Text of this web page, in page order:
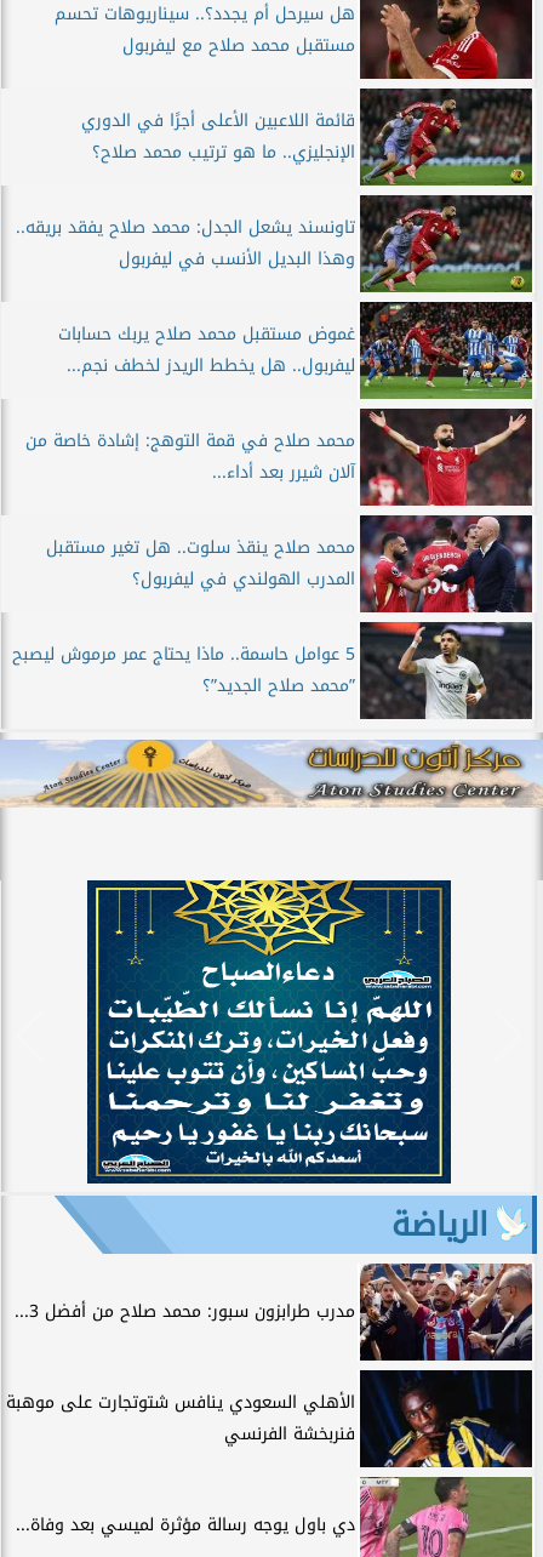
هل سيرحل أم يجدد؟.. سيناريوهات تحسم
مستقبل محمد صلاح مع ليفربول
قائمة اللاعبين الأعلى أجرًا في الدوري
الإنجليزي.. ما هو ترتيب محمد صلاح؟
تاونسند يشعل الجدل: محمد صلاح يفقد بريقه..
وهذا البديل الأنسب في ليفربول
غموض مستقبل محمد صلاح يربك حسابات
ليفربول.. هل يخطط الريدز لخطف نجم...
محمد صلاح في قمة التوهج: إشادة خاصة من
آلان شيرر بعد أداء...
محمد صلاح ينقذ سلوت.. هل تغير مستقبل
المدرب الهولندي في ليفربول؟
5 عوامل حاسمة.. ماذا يحتاج عمر مرموش ليصبح
”محمد صلاح الجديد”؟
الرياضة
مدرب طرابزون سبور: محمد صلاح من أفضل 3...
الأهلي السعودي ينافس شتوتجارت على موهبة
فنربخشة الفرنسي
دي باول يوجه رسالة مؤثرة لميسي بعد وفاة...